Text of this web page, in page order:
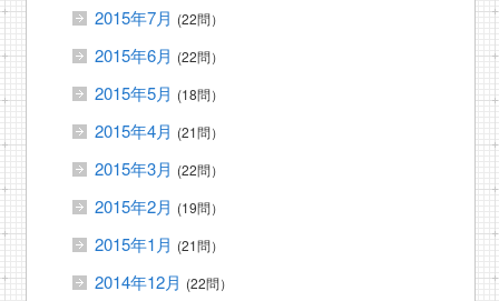
2015年7月 (22問）
2015年6月 (22問）
2015年5月 (18問）
2015年4月 (21問）
2015年3月 (22問）
2015年2月 (19問）
2015年1月 (21問）
2014年12月 (22問）